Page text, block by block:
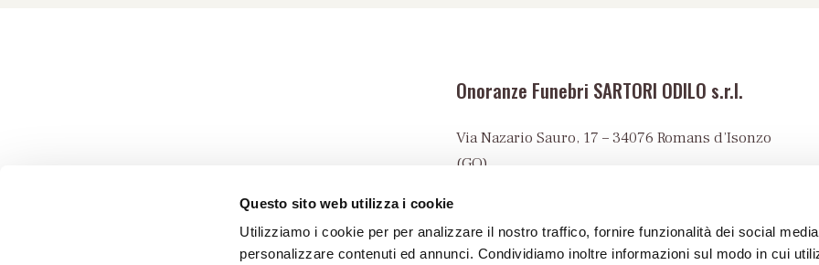
Questo sito web utilizza i cookie
Utilizziamo i cookie per per analizzare il nostro traffico, fornire funzionalità dei social
personalizzare contenuti ed annunci. Condividiamo inoltre informazioni sul modo in cui
Onoranze Funebri SARTORI ODILO s.r.l.
Via Nazario Sauro, 17 – 34076 Romans d’Isonzo
(GO)
PEC: